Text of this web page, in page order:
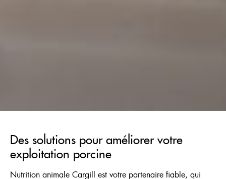
Des solutions pour améliorer votre
exploitation porcine
Nutrition animale Cargill est votre partenaire fiable, qui